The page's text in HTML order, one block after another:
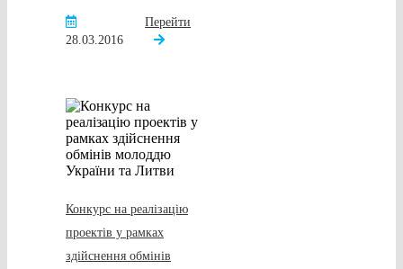
28.03.2016
Перейти
Конкурс на реалізацію
проектів у рамках
здійснення обмінів